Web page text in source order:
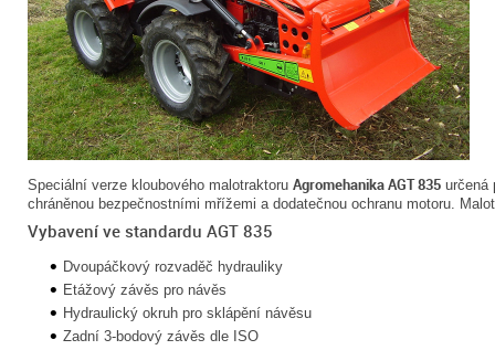
Speciální verze kloubového malotraktoru Agromehanika AGT 835 určená
chráněnou bezpečnostními mřížemi a dodatečnou ochranu motoru.
Vybavení ve standardu AGT 835
Dvoupáčkový rozvaděč hydrauliky
Etážový závěs pro návěs
Hydraulický okruh pro sklápění návěsu
Zadní 3-bodový závěs dle ISO